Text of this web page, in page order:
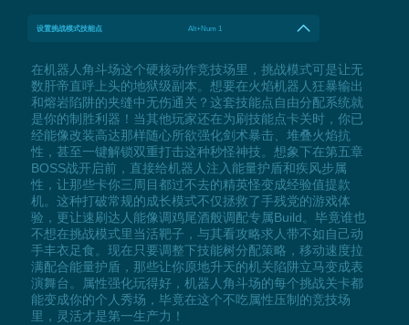
设置挑战模式技能点 Alt+Num 1
在机器人角斗场这个硬核动作竞技场里，挑战模式可是让无
数肝帝直呼上头的地狱级副本。想要在火焰机器人狂暴输出
和熔岩陷阱的夹缝中无伤通关？这套技能点自由分配系统就
是你的制胜利器！当其他玩家还在为刷技能点卡关时，你已
经能像改装高达那样随心所欲强化剑术暴击、堆叠火焰抗
性，甚至一键解锁双重打击这种秒怪神技。想象下在第五章
BOSS战开启前，直接给机器人注入能量护盾和疾风步属
性，让那些卡你三周目都过不去的精英怪变成经验值提款
机。这种打破常规的成长模式不仅拯救了手残党的游戏体
验，更让速刷达人能像调鸡尾酒般调配专属Build。毕竟谁也
不想在挑战模式里当活靶子，与其看攻略求人带不如自己动
手丰衣足食。现在只要调整下技能树分配策略，移动速度拉
满配合能量护盾，那些让你原地升天的机关陷阱立马变成表
演舞台。属性强化玩得好，机器人角斗场的每个挑战关卡都
能变成你的个人秀场，毕竟在这个不吃属性压制的竞技场
里，灵活才是第一生产力！